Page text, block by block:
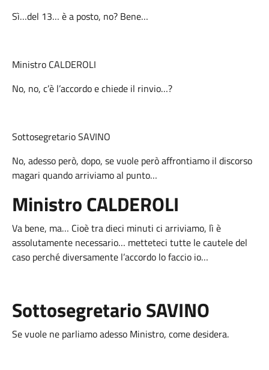
Sì…del 13… è a posto, no? Bene…
Ministro CALDEROLI
No, no, c’è l’accordo e chiede il rinvio…?
Sottosegretario SAVINO
No, adesso però, dopo, se vuole però affrontiamo il discorso
magari quando arriviamo al punto…
MinistroCALDEROLI
Va bene, ma… Cioè tra dieci minuti ci arriviamo, lì è
assolutamente necessario… metteteci tutte le cautele del
caso perché diversamente l’accordo lo faccio io…
SottosegretarioSAVINO
Se vuole ne parliamo adesso Ministro, come desidera.